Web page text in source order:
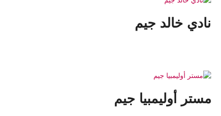
نادي خالد جيم
مستر أوليمبيا جيم